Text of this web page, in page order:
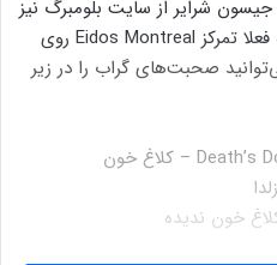
شرایر از سایت بلومبرگ نیز
این خبر را تایید ولی اشاره کرد که فعلا تمرکز Eidos Montreal روی
صحبت‌های گراب را در زیر
بررسی بازی Death’s Door – کلاغ خون